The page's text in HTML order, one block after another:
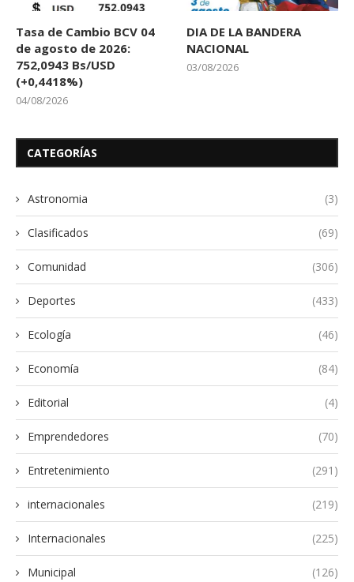
Tasa de Cambio BCV 04
de agosto de 2026:
752,0943 Bs/USD
(+0,4418%)
04/08/2026
DIA DE LA BANDERA
NACIONAL
03/08/2026
CATEGORÍAS
Astronomia (3)
Clasificados (69)
Comunidad (306)
Deportes (433)
Ecología (46)
Economía (84)
Editorial (4)
Emprendedores (70)
Entretenimiento (291)
internacionales (219)
Internacionales (225)
Municipal (126)